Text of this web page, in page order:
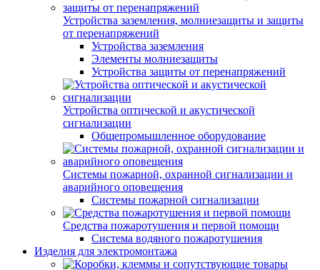
Устройства заземления, молниезащиты и защиты
от перенапряжений
Устройства заземления
Элементы молниезащиты
Устройства защиты от перенапряжений
Устройства оптической и акустической
сигнализации
Общепромышленное оборудование
Системы пожарной, охранной сигнализации и
аварийного оповещения
Системы пожарной сигнализации
Средства пожаротушения и первой помощи
Система водяного пожаротушения
Изделия для электромонтажа